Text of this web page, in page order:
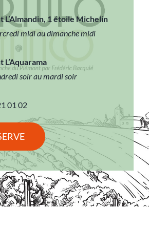
L’Almandin, 1 étoile Michelin
midi au dimanche midi
soir au mardi soir
01 02